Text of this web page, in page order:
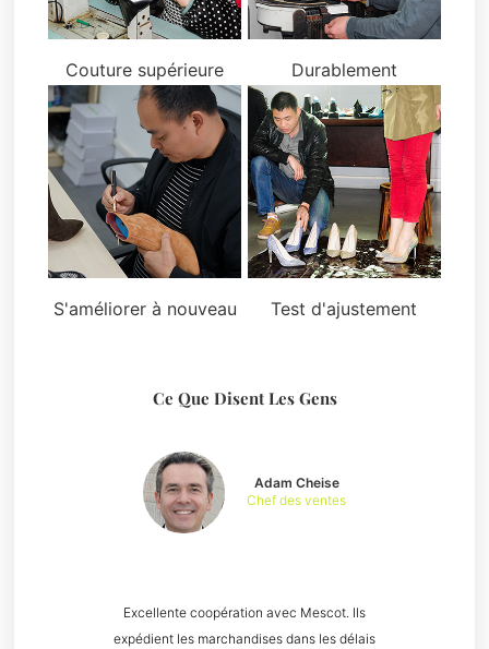
Couture supérieure Durablement
S'améliorer à nouveau Test d'ajustement
Ce Que Disent Les Gens
Excellente coopération avec Mescot. Ils
expédient les marchandises dans les délais
Adam Cheise
Chef des ventes